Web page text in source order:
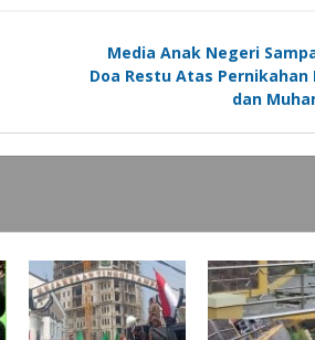
Media Anak Negeri
Doa Restu Atas
dan